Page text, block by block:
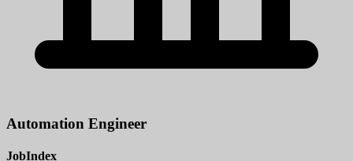
Automation Engineer
JobIndex